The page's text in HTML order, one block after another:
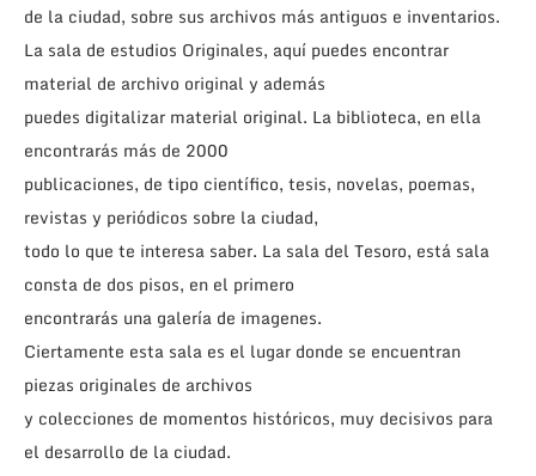
de la ciudad, sobre sus archivos más antiguos e inventarios.
La sala de estudios Originales, aquí puedes encontrar
material de archivo original y además
puedes digitalizar material original. La biblioteca, en ella
encontrarás más de 2000
publicaciones, de tipo científico, tesis, novelas, poemas,
revistas y periódicos sobre la ciudad,
todo lo que te interesa saber. La sala del Tesoro, está sala
consta de dos pisos, en el primero
encontrarás una galería de imagenes.
Ciertamente esta sala es el lugar donde se encuentran
piezas originales de archivos
y colecciones de momentos históricos, muy decisivos para
el desarrollo de la ciudad.